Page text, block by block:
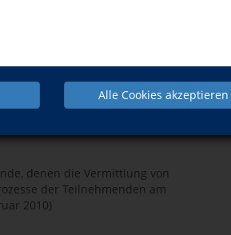
Alle Cookies akzeptieren
denen die Vermittlung von
der Teilnehmenden am
2010)